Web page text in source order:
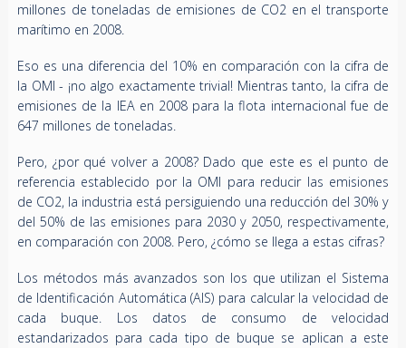
millones de toneladas de emisiones de CO2 en el transporte
marítimo en 2008.
Eso es una diferencia del 10% en comparación con la cifra de
la OMI - ¡no algo exactamente trivial! Mientras tanto, la cifra de
emisiones de la IEA en 2008 para la flota internacional fue de
647 millones de toneladas.
Pero, ¿por qué volver a 2008? Dado que este es el punto de
referencia establecido por la OMI para reducir las emisiones
de CO2, la industria está persiguiendo una reducción del 30% y
del 50% de las emisiones para 2030 y 2050, respectivamente,
en comparación con 2008. Pero, ¿cómo se llega a estas cifras?
Los métodos más avanzados son los que utilizan el Sistema
de Identificación Automática (AIS) para calcular la velocidad de
cada buque. Los datos de consumo de velocidad
estandarizados para cada tipo de buque se aplican a este